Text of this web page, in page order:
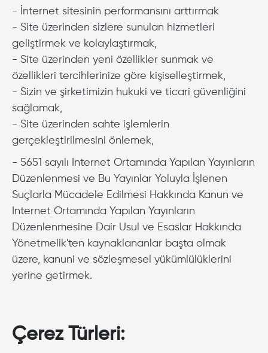
- İnternet sitesinin performansını arttırmak
- Site üzerinden sizlere sunulan hizmetleri
geliştirmek ve kolaylaştırmak,
- Site üzerinden yeni özellikler sunmak ve
özellikleri tercihlerinize göre kişiselleştirmek,
- Sizin ve şirketimizin hukuki ve ticari güvenliğini
sağlamak,
- Site üzerinden sahte işlemlerin
gerçekleştirilmesini önlemek,
- 5651 sayılı Internet Ortamında Yapılan Yayınların
Düzenlenmesi ve Bu Yayınlar Yoluyla İşlenen
Suçlarla Mücadele Edilmesi Hakkında Kanun ve
Internet Ortamında Yapılan Yayınların
Düzenlenmesine Dair Usul ve Esaslar Hakkında
Yönetmelik'ten kaynaklananlar başta olmak
üzere, kanuni ve sözleşmesel yükümlülüklerini
yerine getirmek.
Çerez Türleri: